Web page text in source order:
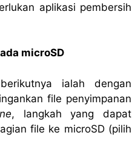
aplikasi pembersih
microSD
ialah dengan
file penyimpanan
, langkah yang dapat
file ke microSD (pilih